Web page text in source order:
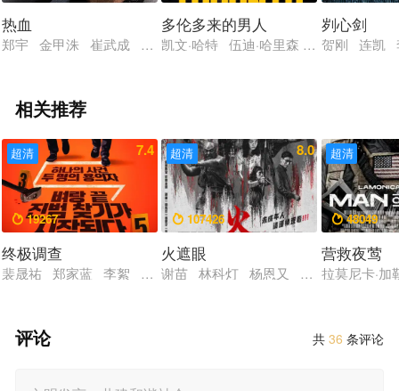
热血
郑宇 金甲洙 崔武成 尹智慧 李宏内
多伦多来的男人
凯文·哈特 伍迪·哈里森 凯莉·库柯
刿心剑
贺刚 连凯
相关推荐
超清 7.4
19267
终极调查
裴晟祐 郑家蓝 李絮 赵汉哲 尹敬浩
超清 8.0
107426
火遮眼
谢苗 林科灯 杨恩又 黎唯 岩永丞威
超清
48049
营救夜莺
拉莫尼卡·
共36 条评论
评论